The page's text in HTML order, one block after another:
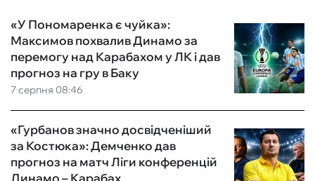
7 серпня 08:46
«У Пономаренка є чуйка»:
Максимов похвалив Динамо за
перемогу над Карабахом у ЛК і дав
прогноз на гру в Баку
«Гурбанов значно досвідченіший
за Костюка»: Демченко дав
прогноз на матч Ліги конференцій
Динамо – Карабах